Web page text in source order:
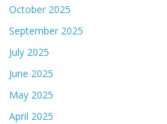
October 2025
September 2025
July 2025
June 2025
May 2025
April 2025